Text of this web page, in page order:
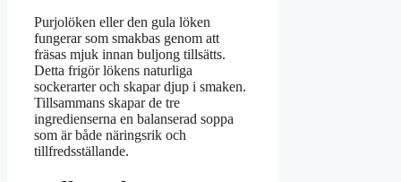
Purjolöken eller den gula löken
fungerar som smakbas genom att
fräsas mjuk innan buljong tillsätts.
Detta frigör lökens naturliga
sockerarter och skapar djup i smaken.
Tillsammans skapar de tre
ingredienserna en balanserad soppa
som är både näringsrik och
tillfredsställande.